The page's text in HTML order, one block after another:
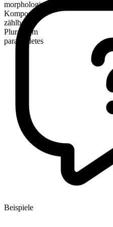
morphologische Zusammensetzung
Kompositum
zählbar
Pluralform
para athletes
Beispiele